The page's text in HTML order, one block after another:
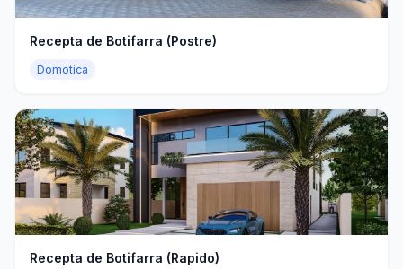
Recepta de Botifarra (Postre)
Domotica
Recepta de Botifarra (Rapido)